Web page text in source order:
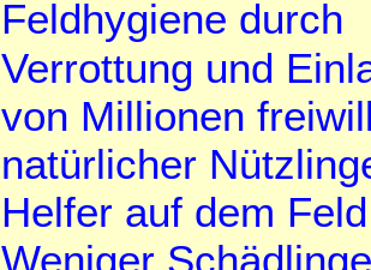
Feldhygiene durch
Verrottung und
von Millionen
natürlicher
Helfer auf dem Feld
Weniger